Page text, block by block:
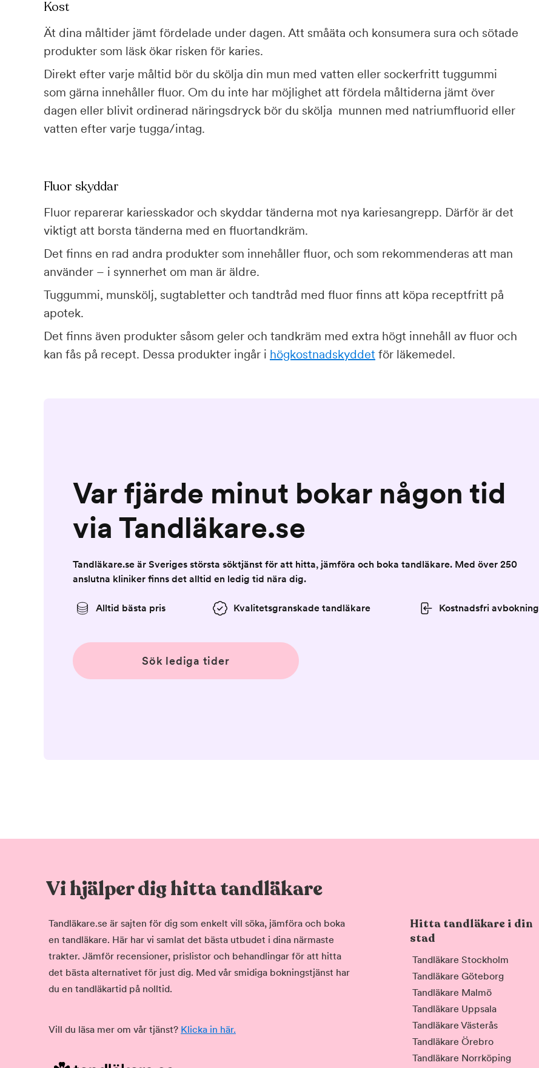
Kost
Ät dina måltider jämt fördelade under dagen. Att småäta och konsumera sura och sötade
produkter som läsk ökar risken för karies.
Direkt efter varje måltid bör du skölja din mun med vatten eller sockerfritt tuggummi
som gärna innehåller fluor. Om du inte har möjlighet att fördela måltiderna jämt över
dagen eller blivit ordinerad näringsdryck bör du skölja munnen med natriumfluorid eller
vatten efter varje tugga/intag.
Fluor skyddar
Fluor reparerar kariesskador och skyddar tänderna mot nya kariesangrepp. Därför är det
viktigt att borsta tänderna med en fluortandkräm.
Det finns en rad andra produkter som innehåller fluor, och som rekommenderas att man
använder – i synnerhet om man är äldre.
Tuggummi, munskölj, sugtabletter och tandtråd med fluor finns att köpa receptfritt på
apotek.
Det finns även produkter såsom geler och tandkräm med extra högt innehåll av fluor och
kan fås på recept. Dessa produkter ingår i högkostnadskyddet för läkemedel.
Var fjärde minut bokar någon tid
via Tandläkare.se
Tandläkare.se är Sveriges största söktjänst för att hitta, jämföra och boka tandläkare. Med över 250
anslutna kliniker finns det alltid en ledig tid nära dig.
Alltid bästa pris Kvalitetsgranskade tandläkare Kostnadsfri avbokning
Sök lediga tider
Vi hjälper dig hitta tandläkare
Tandläkare.se är sajten för dig som enkelt vill söka, jämföra och boka
en tandläkare. Här har vi samlat det bästa utbudet i dina närmaste
trakter. Jämför recensioner, prislistor och behandlingar för att hitta
det bästa alternativet för just dig. Med vår smidiga bokningstjänst har
du en tandläkartid på nolltid.
Vill du läsa mer om vår tjänst? Klicka in här.
Hitta tandläkare i din
stad
Tandläkare Stockholm
Tandläkare Göteborg
Tandläkare Malmö
Tandläkare Uppsala
Tandläkare Västerås
Tandläkare Örebro
Tandläkare Norrköping